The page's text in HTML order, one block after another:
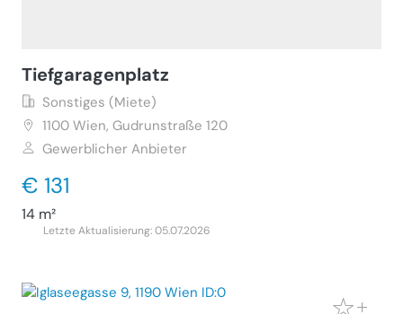
Tiefgaragenplatz
Sonstiges (Miete)
1100 Wien, Gudrunstraße 120
Gewerblicher Anbieter
€ 131
14 m²
Letzte Aktualisierung: 05.07.2026